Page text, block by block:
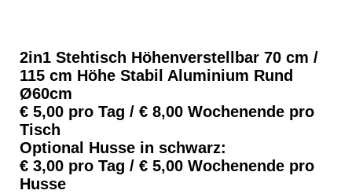
2in1 Stehtisch Höhenverstellbar 70 cm /
115 cm Höhe Stabil Aluminium Rund
Ø60cm
€ 5,00 pro Tag / € 8,00 Wochenende pro
Tisch
Optional Husse in schwarz:
€ 3,00 pro Tag / € 5,00 Wochenende pro
Husse